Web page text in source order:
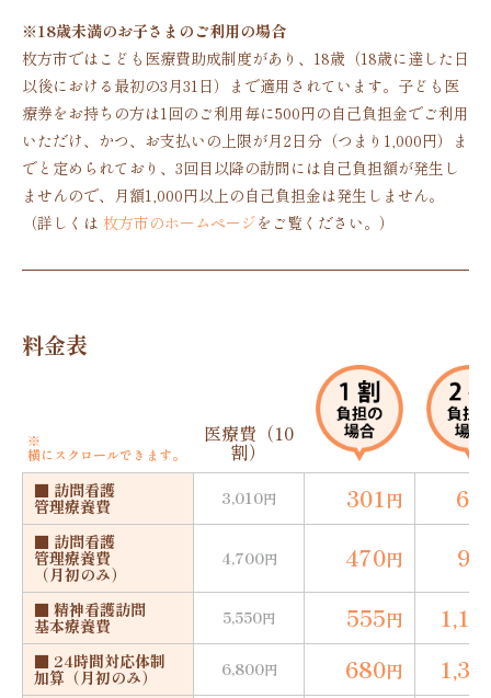
※18歳未満のお子さまのご利用の場合
枚方市ではこども医療費助成制度があり、18歳（18歳に達した日
以後における最初の3月31日）まで適用されています。子ども医
療券をお持ちの方は1回のご利用毎に500円の自己負担金でご利用
いただけ、かつ、お支払いの上限が月2日分（つまり1,000円）ま
でと定められており、3回目以降の訪問には自己負担額が発生し
ませんので、月額1,000円以上の自己負担金は発生しません。
（詳しくは 枚方市のホームページをご覧ください。）
料金表
※
横にスクロールできます。
医療費（10
割）
■ 訪問看護
管理療養費 3,010円 301円
■ 訪問看護
管理療養費
（月初のみ）
4,700円 470円
■ 精神看護訪問
基本療養費 5,550円 555円
■ 24時間対応体制
加算（月初のみ） 6,800円 680円